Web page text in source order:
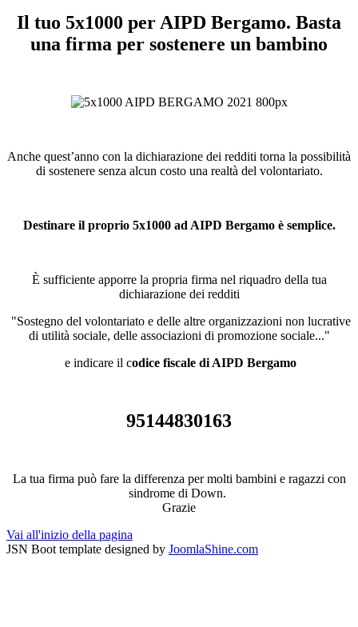
Il tuo 5x1000 per AIPD Bergamo. Basta
una firma per sostenere un bambino
Anche quest’anno con la dichiarazione dei redditi torna la possibilità
di sostenere senza alcun costo una realtà del volontariato.
Destinare il proprio 5x1000 ad AIPD Bergamo è semplice.
È sufficiente apporre la propria firma nel riquadro della tua
dichiarazione dei redditi
"Sostegno del volontariato e delle altre organizzazioni non lucrative
di utilità sociale, delle associazioni di promozione sociale..."
e indicare il codice fiscale di AIPD Bergamo
95144830163
La tua firma può fare la differenza per molti bambini e ragazzi con
sindrome di Down.
Grazie
Vai all'inizio della pagina
JSN Boot template designed by JoomlaShine.com